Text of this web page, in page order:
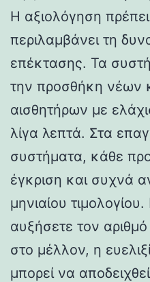
Η αξιολόγηση
περιλαμβάνει τη
επέκτασης. Τα
την προσθήκη νέων
αισθητήρων με
λίγα λεπτά. Στα
συστήματα, κάθε
έγκριση και συχνά
μηνιαίου
αυξήσετε τον
στο μέλλον, η
μπορεί να